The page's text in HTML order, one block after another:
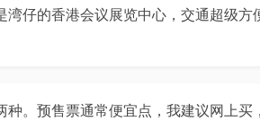
仔的香港会议展览中心，交通超级方
种。预售票通常便宜点，我建议网上买